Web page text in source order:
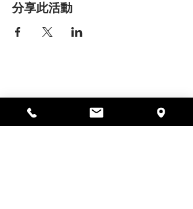
分享此活動
297 中央街，加德纳，马萨诸塞州
01440